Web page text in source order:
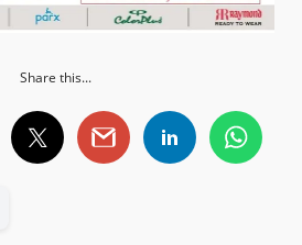
Share this...